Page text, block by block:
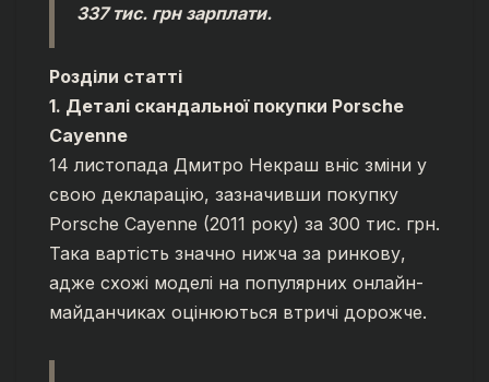
337 тис. грн зарплати.
Розділи статті
1. Деталі скандальної покупки Porsche
Cayenne
14 листопада Дмитро Некраш вніс зміни у
свою декларацію, зазначивши покупку
Porsche Cayenne (2011 року) за 300 тис. грн.
Така вартість значно нижча за ринкову,
адже схожі моделі на популярних онлайн-
майданчиках оцінюються втричі дорожче.